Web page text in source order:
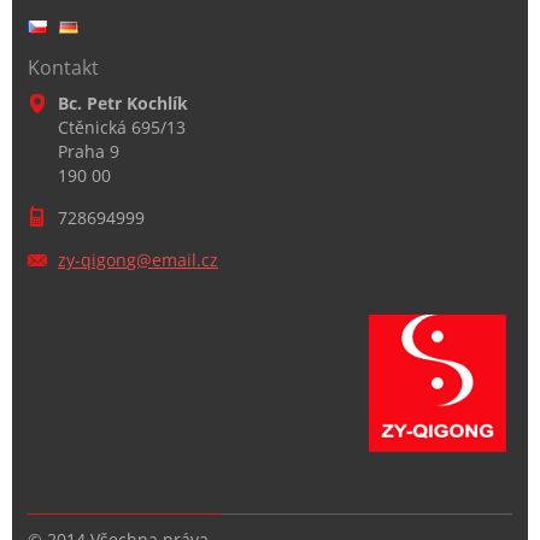
Kontakt
Bc. Petr Kochlík
Ctěnická 695/13
Praha 9
190 00
728694999
zy-qigong@email.cz